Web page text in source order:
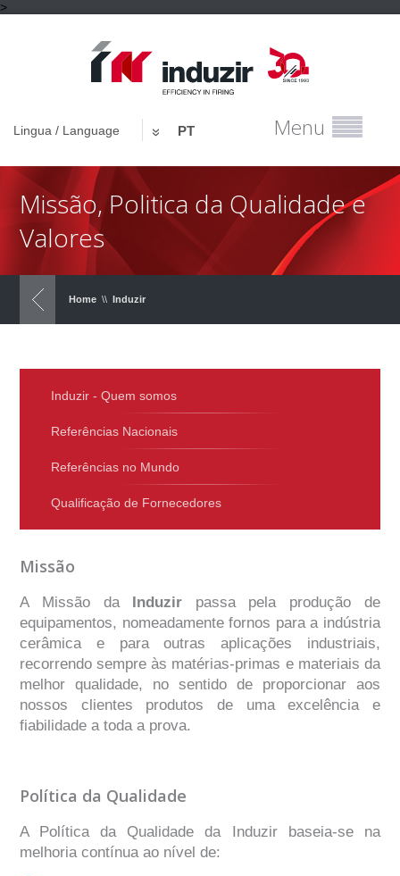
>
Lingua / Language PT Menu
Missão, Politica da Qualidade e
Valores
Home \\ Induzir
Induzir - Quem somos
Referências Nacionais
Referências no Mundo
Qualificação de Fornecedores
Missão
A Missão da Induzir passa pela produção de
equipamentos, nomeadamente fornos para a indústria
cerâmica e para outras aplicações industriais,
recorrendo sempre às matérias-primas e materiais da
melhor qualidade, no sentido de proporcionar aos
nossos clientes produtos de uma excelência e
fiabilidade a toda a prova.
Política da Qualidade
A Política da Qualidade da Induzir baseia-se na
melhoria contínua ao nível de: